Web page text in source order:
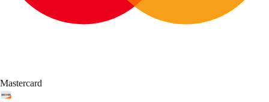
Mastercard